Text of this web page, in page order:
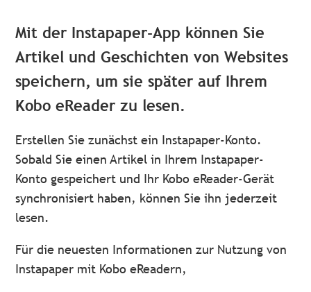
Mit der Instapaper-App können Sie
Artikel und Geschichten von Websites
speichern, um sie später auf Ihrem
Kobo eReader zu lesen.
Erstellen Sie zunächst ein Instapaper-Konto.
Sobald Sie einen Artikel in Ihrem Instapaper-
Konto gespeichert und Ihr Kobo eReader-Gerät
synchronisiert haben, können Sie ihn jederzeit
lesen.
Für die neuesten Informationen zur Nutzung von
Instapaper mit Kobo eReadern,